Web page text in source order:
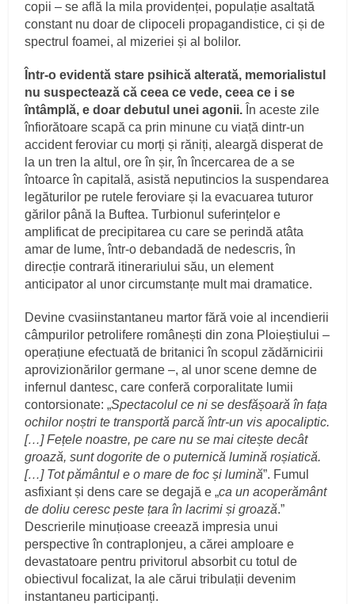
copii – se află la mila providenței, populație asaltată
constant nu doar de clipoceli propagandistice, ci și de
spectrul foamei, al mizeriei și al bolilor.
Într-o evidentă stare psihică alterată, memorialistul
nu suspectează că ceea ce vede, ceea ce i se
întâmplă, e doar debutul unei agonii. În aceste zile
înfiorătoare scapă ca prin minune cu viață dintr-un
accident feroviar cu morți și răniți, aleargă disperat de
la un tren la altul, ore în șir, în încercarea de a se
întoarce în capitală, asistă neputincios la suspendarea
legăturilor pe rutele feroviare și la evacuarea tuturor
gărilor până la Buftea. Turbionul suferințelor e
amplificat de precipitarea cu care se perindă atâta
amar de lume, într-o debandadă de nedescris, în
direcție contrară itinerariului său, un element
anticipator al unor circumstanțe mult mai dramatice.
Devine cvasiinstantaneu martor fără voie al incendierii
câmpurilor petrolifere românești din zona Ploieștiului –
operațiune efectuată de britanici în scopul zădărnicirii
aprovizionărilor germane –, al unor scene demne de
infernul dantesc, care conferă corporalitate lumii
contorsionate: „Spectacolul ce ni se desfășoară în fața
ochilor noștri te transportă parcă într-un vis apocaliptic.
[…] Fețele noastre, pe care nu se mai citește decât
groază, sunt dogorite de o puternică lumină roșiatică.
[…] Tot pământul e o mare de foc și lumină”. Fumul
asfixiant și dens care se degajă e „ca un acoperământ
de doliu ceresc peste țara în lacrimi și groază.”
Descrierile minuțioase creează impresia unui
perspective în contraplonjeu, a cărei amploare e
devastatoare pentru privitorul absorbit cu totul de
obiectivul focalizat, la ale cărui tribulații devenim
instantaneu participanți.